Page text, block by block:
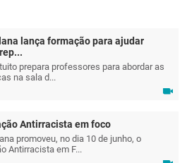
lança formação para ajudar
prepara professores para abordar as
na sala d...
Antirracista em foco
promoveu, no dia 10 de junho, o
Antirracista em F...